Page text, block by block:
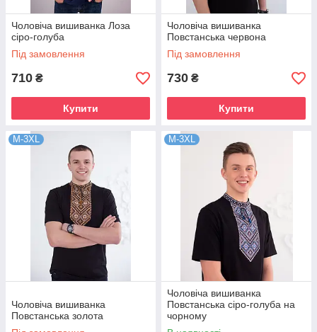
Чоловіча вишиванка Лоза
сіро-голуба
Під замовлення
710 ₴
Купити
Чоловіча вишиванка
Повстанська червона
Під замовлення
730 ₴
Купити
M-3XL
Чоловіча вишиванка
Повстанська золота
M-3XL
Чоловіча вишиванка
Повстанська сіро-голуба на
чорному